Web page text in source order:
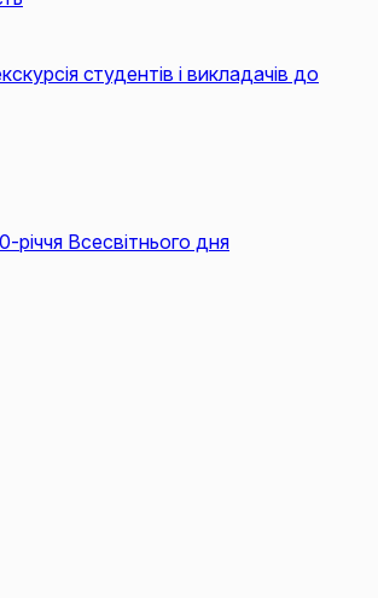
студентів і викладачів до
Всесвітнього дня